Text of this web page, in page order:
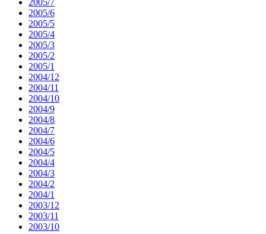
2005/6
2005/5
2005/4
2005/3
2005/2
2005/1
2004/12
2004/11
2004/10
2004/9
2004/8
2004/7
2004/6
2004/5
2004/4
2004/3
2004/2
2004/1
2003/12
2003/11
2003/10